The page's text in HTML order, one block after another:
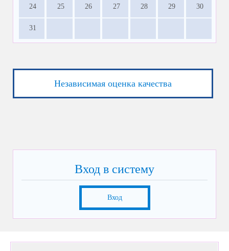
24 25 26 27 28 29 30
31
Независимая оценка качества
Вход в систему
Вход